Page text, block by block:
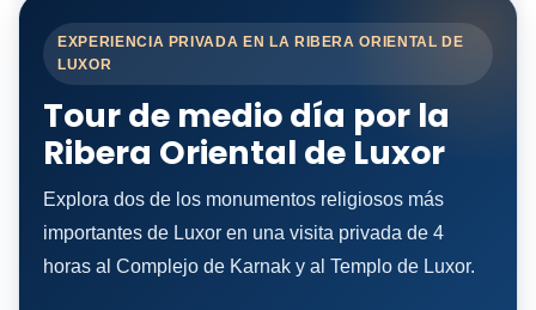
EXPERIENCIA PRIVADA EN LA RIBERA ORIENTAL DE
LUXOR
Tour de medio día por la
Ribera Oriental de Luxor
Explora dos de los monumentos religiosos más
importantes de Luxor en una visita privada de 4
horas al Complejo de Karnak y al Templo de Luxor.